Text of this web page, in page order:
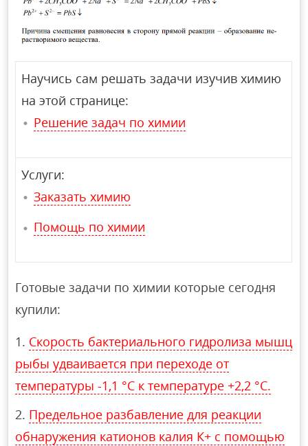
Научись сам решать задачи изучив химию
на этой странице:
Решение задач по химии
Услуги:
Заказать химию
Помощь по химии
Готовые задачи по химии которые сегодня
купили:
Скорость бактериального гидролиза мышц
рыбы удваивается при переходе от
температуры -1,1 °С к температуре +2,2 °С.
Предельное разбавление для реакции
обнаружения катионов калия К+ с помощью